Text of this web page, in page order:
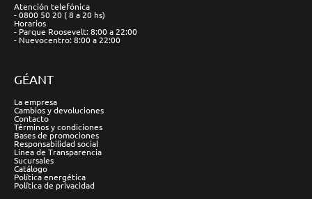
Atención telefónica
- 0800 50 20 ( 8 a 20 hs)
Horarios
- Parque Roosevelt: 8:00 a 22:00
- Nuevocentro: 8:00 a 22:00
GÉANT
La empresa
Cambios y devoluciones
Contacto
Términos y condiciones
Bases de promociones
Responsabilidad social
Línea de Transparencia
Sucursales
Catálogo
Política energética
Política de privacidad